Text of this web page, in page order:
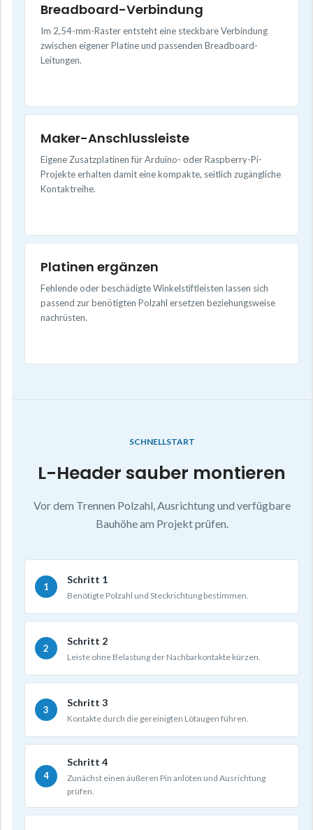
Breadboard-Verbindung
Im 2,54-mm-Raster entsteht eine steckbare Verbindung
zwischen eigener Platine und passenden Breadboard-
Leitungen.
Maker-Anschlussleiste
Eigene Zusatzplatinen für Arduino- oder Raspberry-Pi-
Projekte erhalten damit eine kompakte, seitlich zugängliche
Kontaktreihe.
Platinen ergänzen
Fehlende oder beschädigte Winkelstiftleisten lassen sich
passend zur benötigten Polzahl ersetzen beziehungsweise
nachrüsten.
SCHNELLSTART
L-Header sauber montieren
Vor dem Trennen Polzahl, Ausrichtung und verfügbare
Bauhöhe am Projekt prüfen.
Schritt 1
Benötigte Polzahl und Steckrichtung bestimmen.
Schritt 2
Leiste ohne Belastung der Nachbarkontakte kürzen.
Schritt 3
Kontakte durch die gereinigten Lötaugen führen.
Schritt 4
Zunächst einen äußeren Pin anlöten und Ausrichtung
prüfen.